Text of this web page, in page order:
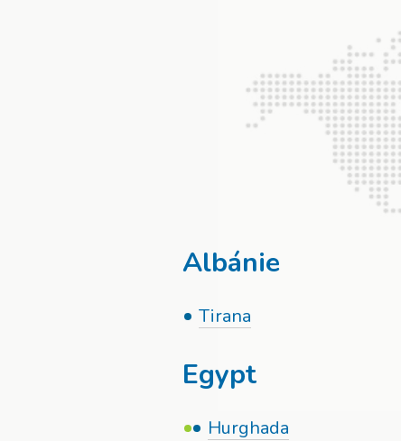
Albánie
Tirana
Egypt
Hurghada